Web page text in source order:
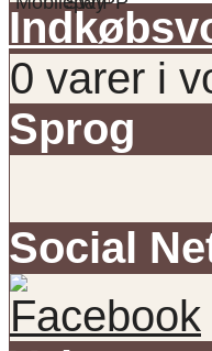
0 varer i
Sprog
Social